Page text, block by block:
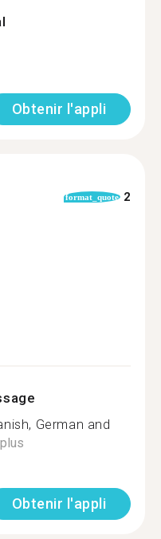
Obtenir l'appli
format_quote 2
German and
Obtenir l'appli